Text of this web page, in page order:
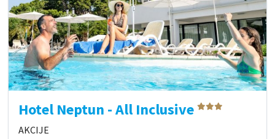
Hotel Neptun - All Inclusive
AKCIJE